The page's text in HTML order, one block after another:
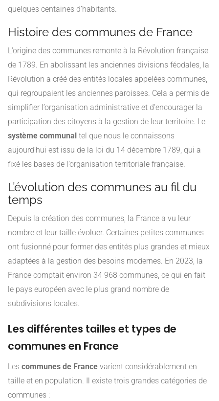
quelques centaines d’habitants.
Histoire des communes de France
L’origine des communes remonte à la Révolution française
de 1789. En abolissant les anciennes divisions féodales, la
Révolution a créé des entités locales appelées communes,
qui regroupaient les anciennes paroisses. Cela a permis de
simplifier l’organisation administrative et d’encourager la
participation des citoyens à la gestion de leur territoire. Le
système communal tel que nous le connaissons
aujourd’hui est issu de la loi du 14 décembre 1789, qui a
fixé les bases de l’organisation territoriale française.
L’évolution des communes au fil du
temps
Depuis la création des communes, la France a vu leur
nombre et leur taille évoluer. Certaines petites communes
ont fusionné pour former des entités plus grandes et mieux
adaptées à la gestion des besoins modernes. En 2023, la
France comptait environ 34 968 communes, ce qui en fait
le pays européen avec le plus grand nombre de
subdivisions locales.
Les différentes tailles et types de
communes en France
Les communes de France varient considérablement en
taille et en population. Il existe trois grandes catégories de
communes :